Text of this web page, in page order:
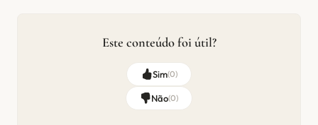
Este conteúdo foi útil?
Sim(0)
Não(0)